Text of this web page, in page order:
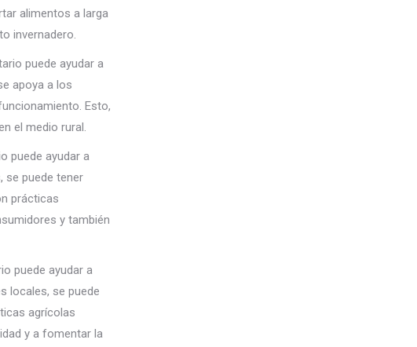
alimentos a larga
invernadero.
puede ayudar a
apoya a los
Esto,
el medio rural.
puede ayudar a
se puede tener
prácticas
y también
puede ayudar a
locales, se puede
agrícolas
y a fomentar la